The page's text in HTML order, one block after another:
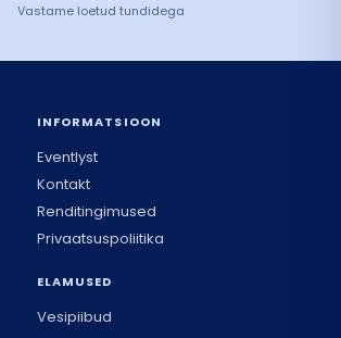
Vastame loetud tundidega
INFORMATSIOON
Eventlyst
Kontakt
Renditingimused
Privaatsuspoliitika
ELAMUSED
Vesipiibud